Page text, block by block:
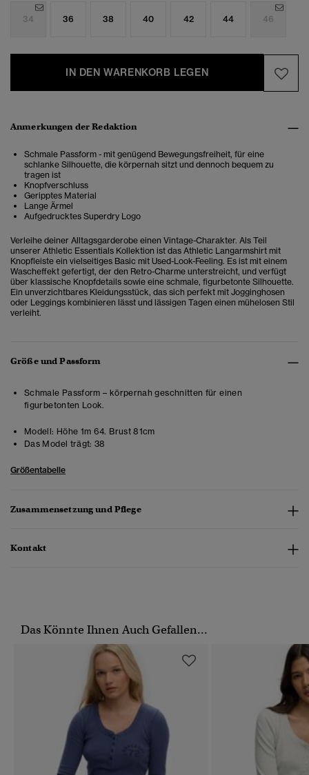
34 36 38 40 42 44 46
IN DEN WARENKORB LEGEN
Anmerkungen der Redaktion
Schmale Passform - mit genügend Bewegungsfreiheit, für eine
schlanke Silhouette, die körpernah sitzt und dennoch bequem zu
tragen ist
Knopfverschluss
Geripptes Material
Lange Ärmel
Aufgedrucktes Superdry Logo
Verleihe deiner Alltagsgarderobe einen Vintage-Charakter. Als Teil
unserer Athletic Essentials Kollektion ist das Athletic Langarmshirt mit
Knopfleiste ein vielseitiges Basic mit Used-Look-Feeling. Es ist mit einem
Wascheffekt gefertigt, der den Retro-Charme unterstreicht, und verfügt
über klassische Knopfdetails sowie eine schmale, figurbetonte Silhouette.
Ein unverzichtbares Kleidungsstück, das sich perfekt mit Jogginghosen
oder Leggings kombinieren lässt und lässigen Tagen einen mühelosen Stil
verleiht.
Größe und Passform
Schmale Passform – körpernah geschnitten für einen
figurbetonten Look.
Modell: Höhe 1m 64. Brust 81cm
Das Model trägt: 38
Größentabelle
Zusammensetzung und Pflege
Kontakt
Das Könnte Ihnen Auch Gefallen...